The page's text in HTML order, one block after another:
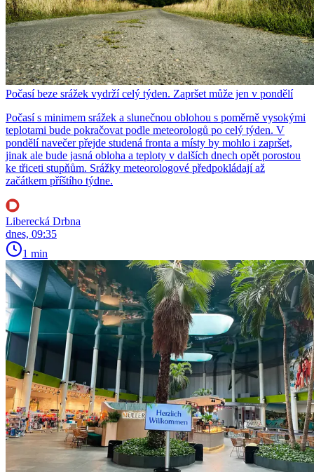
Počasí beze srážek vydrží celý týden. Zapršet může jen v pondělí
Počasí s minimem srážek a slunečnou oblohou s poměrně vysokými
teplotami bude pokračovat podle meteorologů po celý týden. V
pondělí navečer přejde studená fronta a místy by mohlo i zapršet,
jinak ale bude jasná obloha a teploty v dalších dnech opět porostou
ke třiceti stupňům. Srážky meteorologové předpokládají až
začátkem příštího týdne.
Liberecká Drbna
dnes, 09:35
1 min